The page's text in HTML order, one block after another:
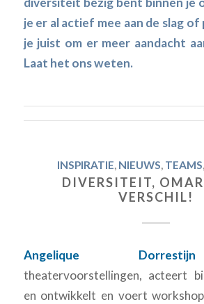
je er al actief mee aan de slag
je juist om er meer aandacht
Laat het ons weten.
INSPIRATIE NIEUWS TEAMS
DIVERSITEIT,
VERSCHIL!
Angelique Dorrestijn
theatervoorstellingen, acteert
en ontwikkelt en voert